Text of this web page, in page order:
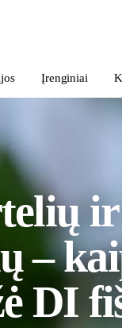
Įrenginiai
ir
–
DI